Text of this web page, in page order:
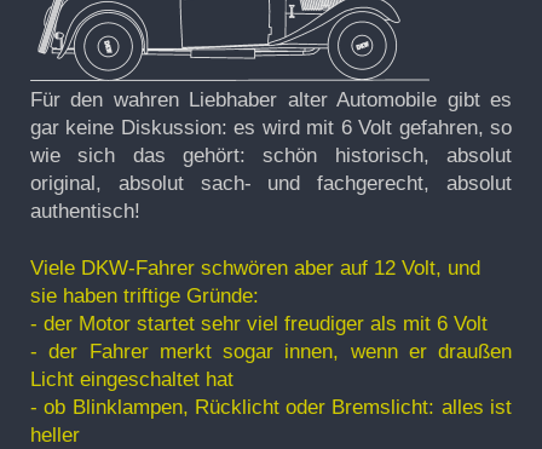
Für den wahren Liebhaber alter Automobile gibt es
gar keine Diskussion: es wird mit 6 Volt gefahren, so
wie sich das gehört: schön historisch, absolut
original, absolut sach- und fachgerecht, absolut
authentisch!
Viele DKW-Fahrer schwören aber auf 12 Volt, und
sie haben triftige Gründe:
- der Motor startet sehr viel freudiger als mit 6 Volt
- der Fahrer merkt sogar innen, wenn er draußen
Licht eingeschaltet hat
- ob Blinklampen, Rücklicht oder Bremslicht: alles ist
heller